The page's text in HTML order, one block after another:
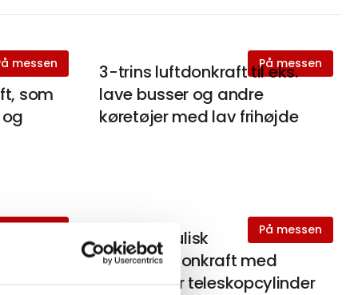
messen
som
På messen
3-trins luftdonkraft til eks.
lave busser og andre
køretøjer med lav frihøjde
På messen
Lufthydraulisk
gulvgravdonkraft med
forskydbar teleskopcylinder